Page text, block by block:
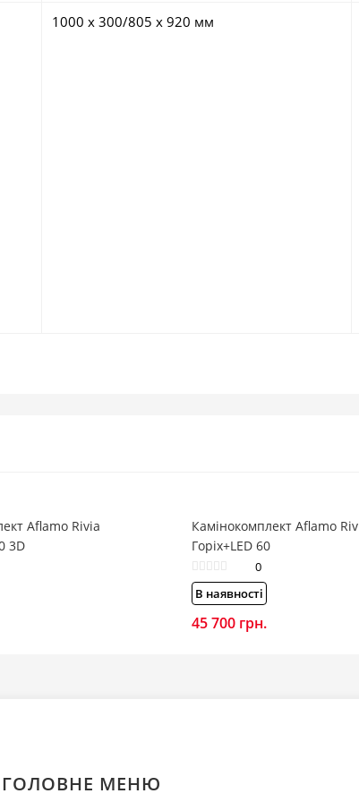
1000 х 300/805 х 920 мм
Aflamo Rivia
3D
Камінокомплект Aflamo
Горіх+LED 60
0
В наявності
45 700 грн.
ГОЛОВНЕ МЕНЮ